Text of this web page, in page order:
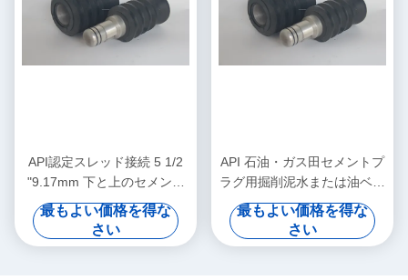
API認定スレッド接続 5 1/2
"9.17mm 下と上のセメント
プラグ 高圧&高温 油井セメ
ント
最もよい価格を得な
さい
API 石油・ガス田セメントプ
ラグ用掘削泥水または油ベー
スダリング泥水＆PDC掘削可
能
最もよい価格を得な
さい